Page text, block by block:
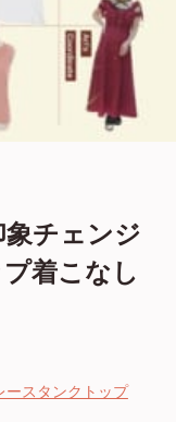
チェンジ
着こなし
ースタンクトップ